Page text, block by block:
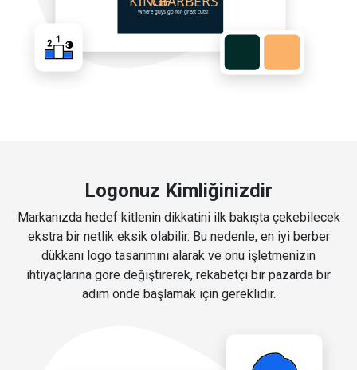
Logonuz Kimliğinizdir
Markanızda hedef kitlenin dikkatini ilk bakışta çekebilecek
ekstra bir netlik eksik olabilir. Bu nedenle, en iyi berber
dükkanı logo tasarımını alarak ve onu işletmenizin
ihtiyaçlarına göre değiştirerek, rekabetçi bir pazarda bir
adım önde başlamak için gereklidir.